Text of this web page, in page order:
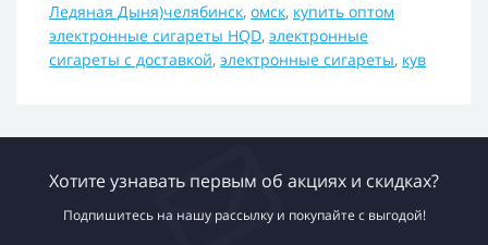
Ледяная Дыня)челябинск, омск, купить оптом
электронные сигареты HQD, электронные
сигареты с доставкой, электронные сигареты, кув
Хотите узнавать первым об акциях и скидках?
Подпишитесь на нашу рассылку и покупайте с выгодой!